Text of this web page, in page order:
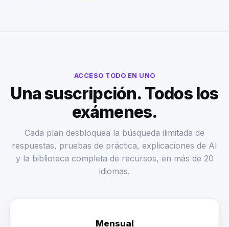
ACCESO TODO EN UNO
Una suscripción. Todos los
exámenes.
Cada plan desbloquea la búsqueda ilimitada de
respuestas, pruebas de práctica, explicaciones de AI
y la biblioteca completa de recursos, en más de 20
idiomas.
Mensual